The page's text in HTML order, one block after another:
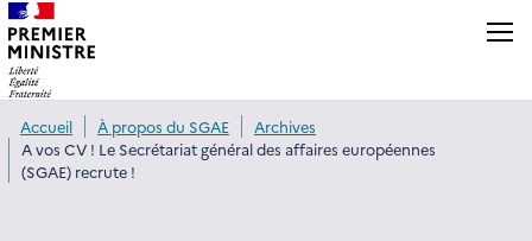
Panneau de gestion des cookies
Accueil À propos du SGAE
Archives
A vos CV ! Le Secrétariat général des affaires européennes
(SGAE) recrute !